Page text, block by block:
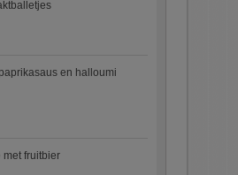
en halloumi
met fruitbier